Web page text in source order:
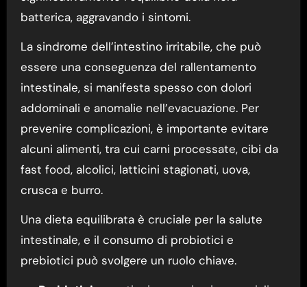
batterica, aggravando i sintomi.
La sindrome dell’intestino irritabile, che può
essere una conseguenza del rallentamento
intestinale, si manifesta spesso con dolori
addominali e anomalie nell’evacuazione. Per
prevenire complicazioni, è importante evitare
alcuni alimenti, tra cui carni processate, cibi da
fast food, alcolici, latticini stagionati, uova,
crusca e burro.
Una dieta equilibrata è cruciale per la salute
intestinale, e il consumo di probiotici e
prebiotici può svolgere un ruolo chiave.